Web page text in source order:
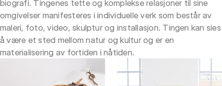
biografi. Tingenes tette og komplekse relasjoner til sine
omgivelser manifesteres i individuelle verk som består av
maleri, foto, video, skulptur og installasjon. Tingen kan sies
å være et sted mellom natur og kultur og er en
materialisering av fortiden i nåtiden.